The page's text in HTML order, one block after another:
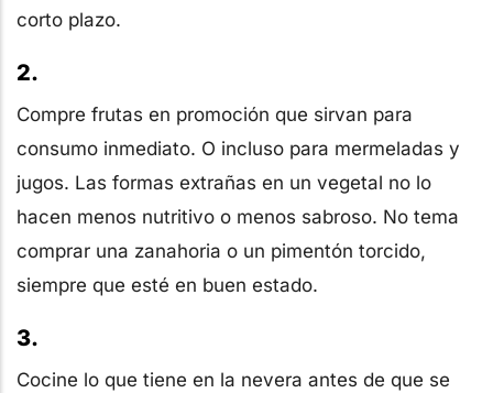
corto plazo.
2.
Compre frutas en promoción que sirvan para
consumo inmediato. O incluso para mermeladas y
jugos. Las formas extrañas en un vegetal no lo
hacen menos nutritivo o menos sabroso. No tema
comprar una zanahoria o un pimentón torcido,
siempre que esté en buen estado.
3.
Cocine lo que tiene en la nevera antes de que se